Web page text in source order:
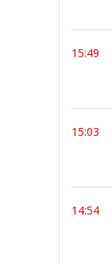
This
15:49
15:03
14:54